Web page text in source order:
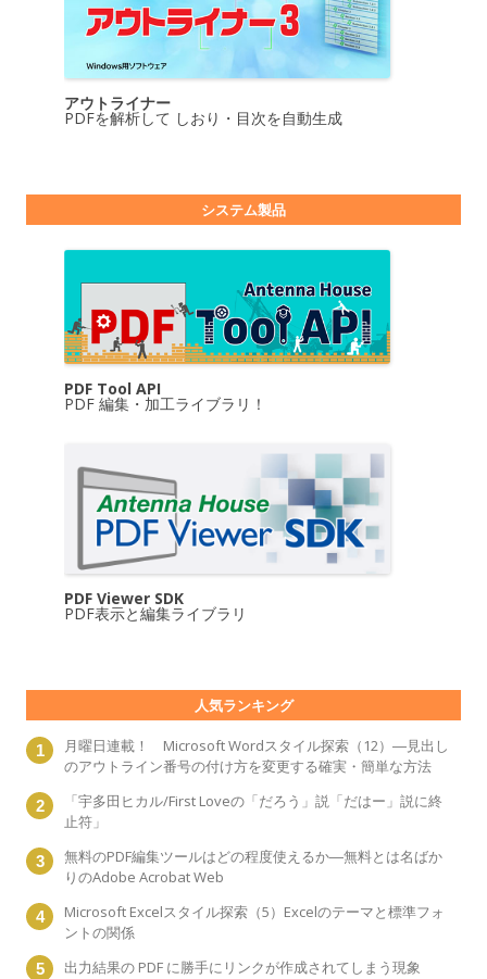
アウトライナー
PDFを解析して しおり・目次を自動生成
システム製品
PDF Tool API
PDF 編集・加工ライブラリ！
PDF Viewer SDK
PDF表示と編集ライブラリ
人気ランキング
月曜日連載！ Microsoft Wordスタイル探索（12）―見出し
のアウトライン番号の付け方を変更する確実・簡単な方法
「宇多田ヒカル/First Loveの「だろう」説「だはー」説に終
止符」
無料のPDF編集ツールはどの程度使えるか―無料とは名ばか
りのAdobe Acrobat Web
Microsoft Excelスタイル探索（5）Excelのテーマと標準フォ
ントの関係
出力結果の PDF に勝手にリンクが作成されてしまう現象